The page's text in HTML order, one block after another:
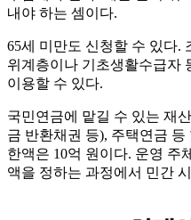
내야 하는 셈이다.
65세 미만도 신청할 수 있다.
위계층이나 기초생활수급자
이용할 수 있다.
국민연금에 맡길 수 있는 재
금 반환채권 등), 주택연금
한액은 10억 원이다. 운영 주
액을 정하는 과정에서 민간